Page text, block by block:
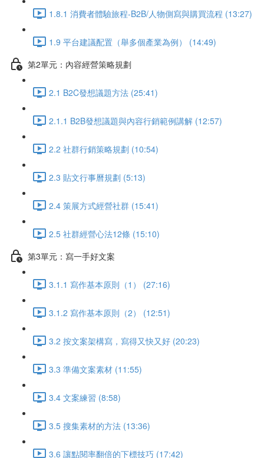
1.8.1 消費者體驗旅程-B2B/人物側寫與購買流程 (13:27)
1.9 平台建議配置（舉多個產業為例） (14:49)
第2單元：內容經營策略規劃
2.1 B2C發想議題方法 (25:41)
2.1.1 B2B發想議題與內容行銷範例講解 (12:57)
2.2 社群行銷策略規劃 (10:54)
2.3 貼文行事曆規劃 (5:13)
2.4 策展方式經營社群 (15:41)
2.5 社群經營心法12條 (15:10)
第3單元：寫一手好文案
3.1.1 寫作基本原則（1） (27:16)
3.1.2 寫作基本原則（2） (12:51)
3.2 按文案架構寫，寫得又快又好 (20:23)
3.3 準備文案素材 (11:55)
3.4 文案練習 (8:58)
3.5 搜集素材的方法 (13:36)
3.6 讓點閱率翻倍的下標技巧 (17:42)